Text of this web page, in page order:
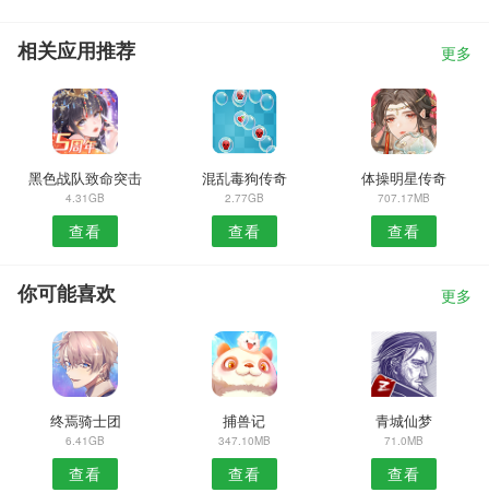
相关应用推荐 更多
黑色战队致命突击
4.31GB
查看
混乱毒狗传奇
2.77GB
查看
体操明星传奇
707.17MB
查看
你可能喜欢 更多
终焉骑士团
6.41GB
查看
捕兽记
347.10MB
查看
青城仙梦
71.0MB
查看